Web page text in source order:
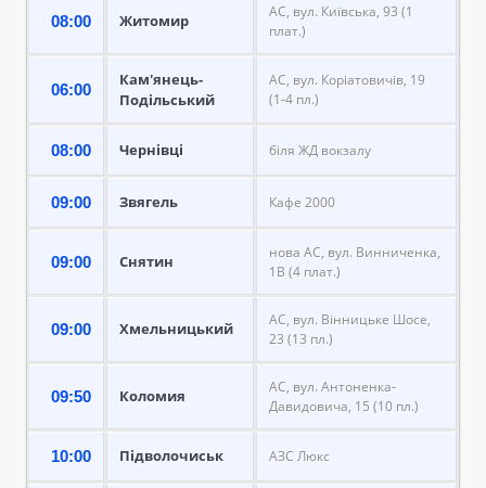
08:00 Житомир
АС, вул. Київська, 93 (1
плат.)
06:00
Кам'янець-
Подільський
АС, вул. Коріатовичів, 19
(1-4 пл.)
08:00 Чернівці біля ЖД вокзалу
09:00 Звягель Кафе 2000
09:00 Снятин
нова АС, вул. Винниченка,
1В (4 плат.)
09:00 Хмельницький
АС, вул. Вінницьке Шосе,
23 (13 пл.)
09:50 Коломия
АС, вул. Антоненка-
Давидовича, 15 (10 пл.)
10:00 Підволочиськ АЗС Люкс